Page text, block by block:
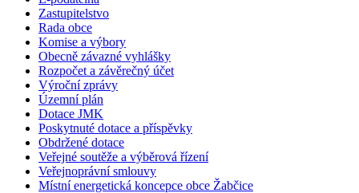
Zastupitelstvo
Rada obce
Komise a výbory
Obecně závazné vyhlášky
Rozpočet a závěrečný účet
Výroční zprávy
Územní plán
Dotace JMK
Poskytnuté dotace a příspěvky
Obdržené dotace
Veřejné soutěže a výběrová řízení
Veřejnoprávní smlouvy
Místní energetická koncepce obce Žabčice